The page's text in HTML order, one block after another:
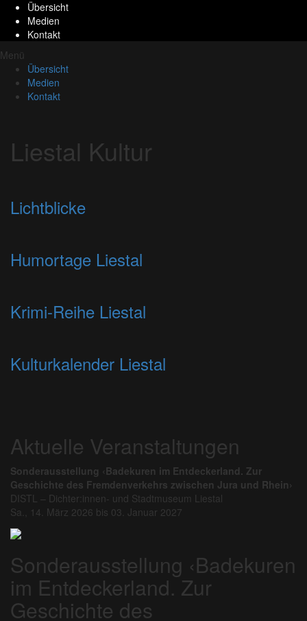
Übersicht
Medien
Kontakt
Menü
Übersicht
Medien
Kontakt
Liestal Kultur
Lichtblicke
Humortage Liestal
Krimi-Reihe Liestal
Kulturkalender Liestal
Aktuelle Veranstaltungen
Sonderausstellung ‹Badekuren im Entdeckerland. Zur
Geschichte des Fremdenverkehrs zwischen Jura und Rhein›
DISTL – Dichter:innen- und Stadtmuseum Liestal
Sa., 14. März 2026 bis 03. Januar 2027
Sonderausstellung ‹Badekuren
im Entdeckerland. Zur
Geschichte des